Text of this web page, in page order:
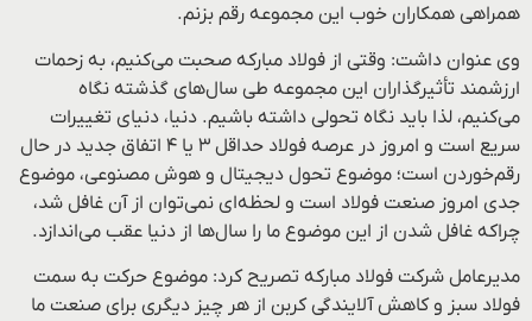
همراهی همکاران خوب این مجموعه رقم بزنم.
وی عنوان داشت: وقتی از فولاد مبارکه صحبت می‌کنیم، به زحمات
ارزشمند تأثیرگذاران این مجموعه طی سال‌های گذشته نگاه
می‌کنیم، لذا باید نگاه تحولی داشته باشیم. دنیا، دنیای تغییرات
سریع است و امروز در عرصه فولاد حداقل ۳ یا ۴ اتفاق جدید در حال
رقم‌خوردن است؛ موضوع تحول دیجیتال و هوش مصنوعی، موضوع
جدی امروز صنعت فولاد است و لحظه‌ای نمی‌توان از آن غافل شد،
چراکه غافل شدن از این موضوع ما را سال‌ها از دنیا عقب می‌اندازد.
مدیرعامل شرکت فولاد مبارکه تصریح کرد: موضوع حرکت به سمت
فولاد سبز و کاهش آلایندگی کربن از هر چیز دیگری برای صنعت ما